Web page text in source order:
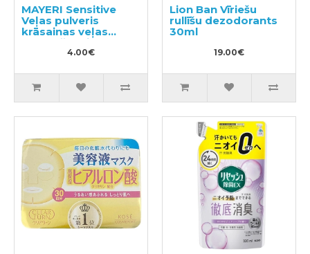
MAYERI Sensitive
Veļas pulveris
krāsainas veļas
mazgāšanai 650g
4.00€
Lion Ban Vīriešu
rullīšu dezodorants
30ml
19.00€